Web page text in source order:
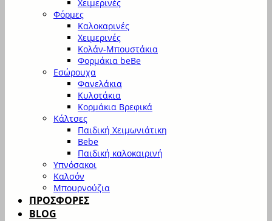
Χειμερινές
Φόρμες
Καλοκαρινές
Χειμερινές
Κολάν-Μπουστάκια
Φορμάκια beBe
Εσώρουχα
Φανελάκια
Κυλοτάκια
Κορμάκια Βρεφικά
Κάλτσες
Παιδική Χειμωνιάτικη
Bebe
Παιδική καλοκαιρινή
Υπνόσακοι
Καλσόν
Μπουρνούζια
ΠΡΟΣΦΟΡΕΣ
BLOG